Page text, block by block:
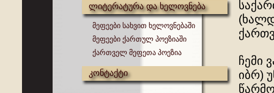
ლიტერატურა და ხელოვნება
მეფეები სახვით ხელოვნებაში
მეფეები ქართულ პოეზიაში
ქართველ მეფეთა პოეზია
კონტაქტი
ჩემი
იბრ)